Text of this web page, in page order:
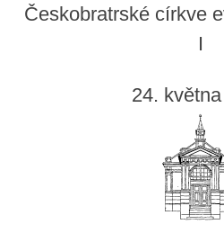
Českobratrské církve
I
24.